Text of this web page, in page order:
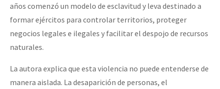
años comenzó un modelo de esclavitud y leva destinado a
formar ejércitos para controlar territorios, proteger
negocios legales e ilegales y facilitar el despojo de recursos
naturales.
La autora explica que esta violencia no puede entenderse de
manera aislada. La desaparición de personas, el